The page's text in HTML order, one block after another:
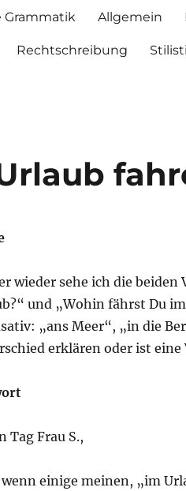
Grammatik Allgemein
Rechtschreibung
wieder sehe ich die
und „Wohin fährst Du
„ans Meer“, „in die
erklären oder ist eine
Tag Frau S.,
einige meinen, „im